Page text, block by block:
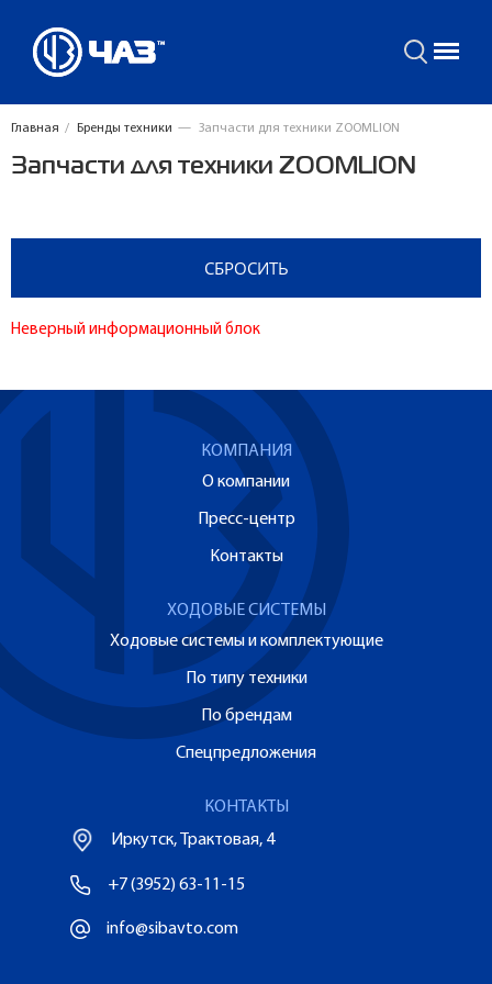
Главная / Бренды техники — Запчасти для техники ZOOMLION
Запчасти для техники ZOOMLION
Неверный информационный блок
КОМПАНИЯ
О компании
Пресс-центр
Контакты
ХОДОВЫЕ СИСТЕМЫ
Ходовые системы и комплектующие
По типу техники
По брендам
Спецпредложения
КОНТАКТЫ
Иркутск, Трактовая, 4
+7 (3952) 63-11-15
info@sibavto.com